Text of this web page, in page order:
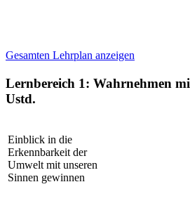
Gesamten Lehrplan anzeigen
Lernbereich 1: Wahrnehmen
Ustd.
Einblick in die
Erkennbarkeit der
Umwelt mit unseren
Sinnen gewinnen